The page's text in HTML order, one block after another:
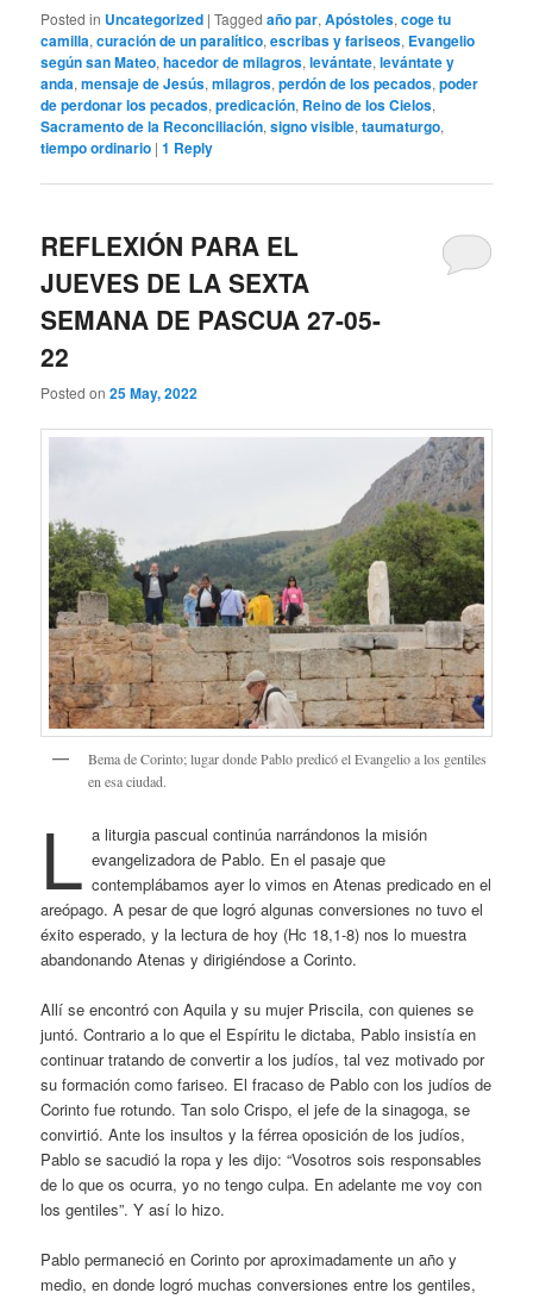
Posted in Uncategorized |Tagged año par,Apóstoles,coge tu
camilla,curación de un paralítico,escribas y fariseos, Evangelio
según san Mateo,hacedor de milagros,levántate,levántate y
anda,mensaje de Jesús,milagros,perdón de los pecados,poder
de perdonar los pecados,predicación, Reino de los Cielos,
Sacramento de la Reconciliación,signo visible,taumaturgo,
tiempo ordinario |1 Reply
REFLEXIÓN PARA EL
JUEVES DE LA SEXTA
SEMANA DE PASCUA 27-05-
22
Posted on25 May, 2022
Bema de Corinto; lugar donde Pablo predicó el Evangelio a los gentiles
en esa ciudad.
L a liturgia pascual continúa narrándonos la misión
evangelizadora de Pablo. En el pasaje que
contemplábamos ayer lo vimos en Atenas predicado en el
areópago. A pesar de que logró algunas conversiones no tuvo el
éxito esperado, y la lectura de hoy (Hc 18,1-8) nos lo muestra
abandonando Atenas y dirigiéndose a Corinto.
Allí se encontró con Aquila y su mujer Priscila, con quienes se
juntó. Contrario a lo que el Espíritu le dictaba, Pablo insistía en
continuar tratando de convertir a los judíos, tal vez motivado por
su formación como fariseo. El fracaso de Pablo con los judíos de
Corinto fue rotundo. Tan solo Crispo, el jefe de la sinagoga, se
convirtió. Ante los insultos y la férrea oposición de los judíos,
Pablo se sacudió la ropa y les dijo: “Vosotros sois responsables
de lo que os ocurra, yo no tengo culpa. En adelante me voy con
los gentiles”. Y así lo hizo.
Pablo permaneció en Corinto por aproximadamente un año y
medio, en donde logró muchas conversiones entre los gentiles,